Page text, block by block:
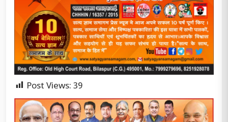
Post Views: 39